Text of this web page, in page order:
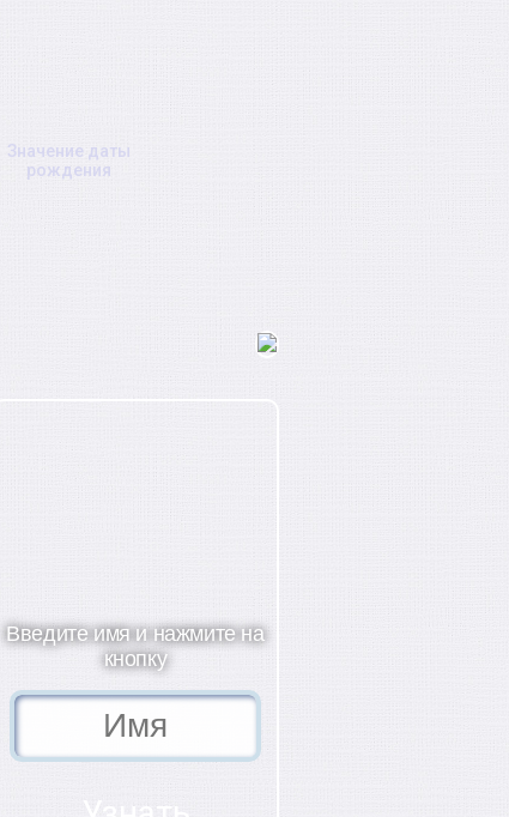
Значение даты
рождения
Введите имя и нажмите на
кнопку